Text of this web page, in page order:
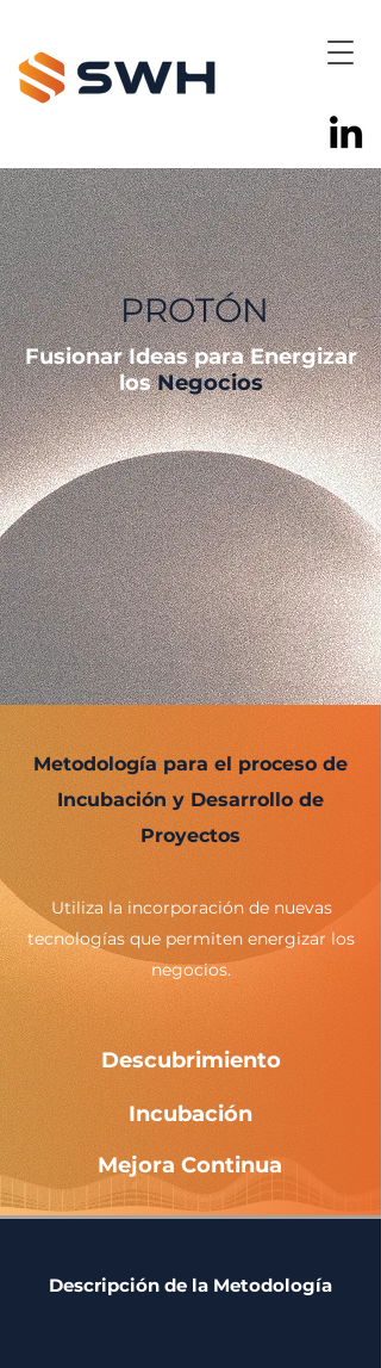
PROTÓN
Fusionar Ideas para Energizar
losNegocios
Metodología para el proceso de
Incubación y Desarrollo de
Proyectos
Utiliza la incorporación de nuevas
tecnologías que permiten energizar los
negocios.
Descubrimiento
Incubación
Mejora Continua
Descripción de la Metodología